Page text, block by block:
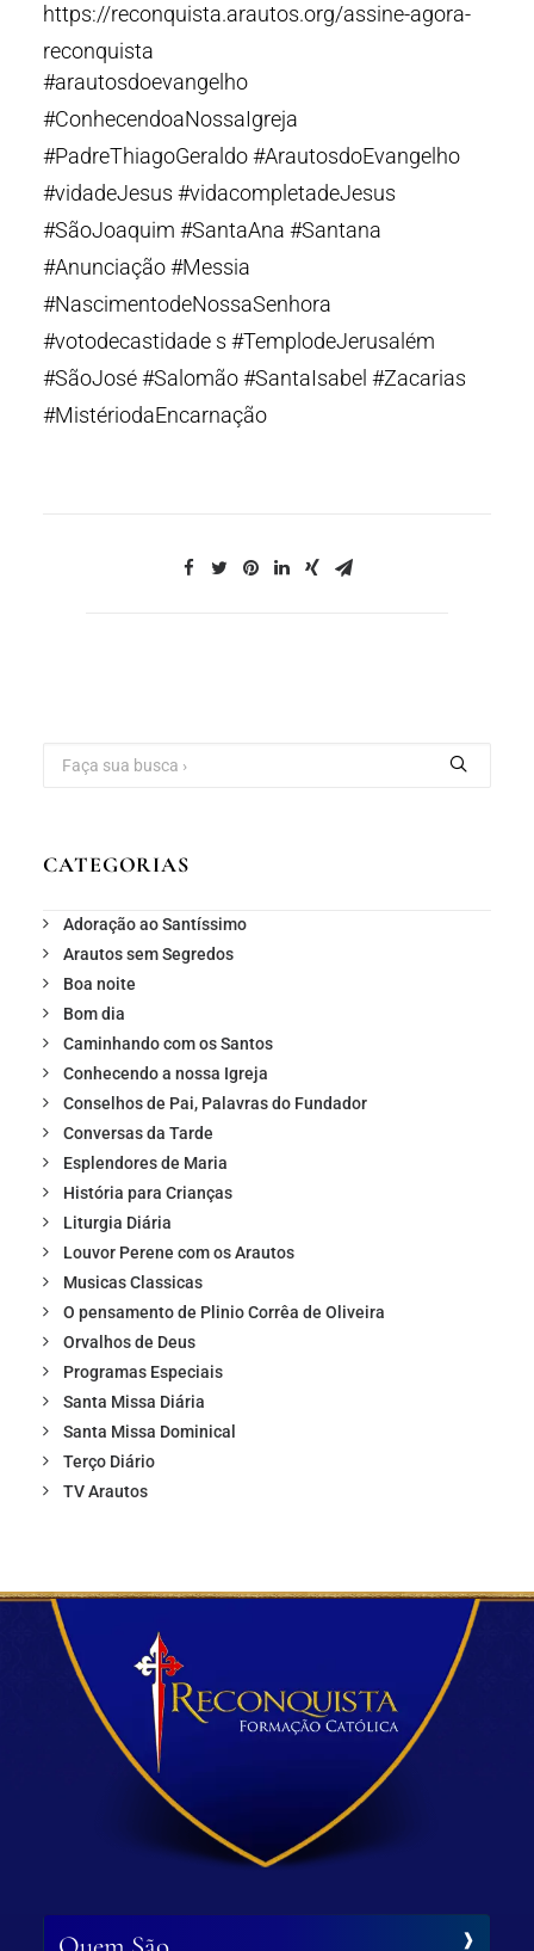
https://reconquista.arautos.org/assine-agora-
reconquista
#arautosdoevangelho
#ConhecendoaNossaIgreja
#PadreThiagoGeraldo #ArautosdoEvangelho
#vidadeJesus #vidacompletadeJesus
#SãoJoaquim #SantaAna #Santana
#Anunciação #Messia
#NascimentodeNossaSenhora
#votodecastidade s #TemplodeJerusalém
#SãoJosé #Salomão #SantaIsabel #Zacarias
#MistériodaEncarnação
CATEGORIAS
Adoração ao Santíssimo
Arautos sem Segredos
Boa noite
Bom dia
Caminhando com os Santos
Conhecendo a nossa Igreja
Conselhos de Pai, Palavras do Fundador
Conversas da Tarde
Esplendores de Maria
História para Crianças
Liturgia Diária
Louvor Perene com os Arautos
Musicas Classicas
O pensamento de Plinio Corrêa de Oliveira
Orvalhos de Deus
Programas Especiais
Santa Missa Diária
Santa Missa Dominical
Terço Diário
TV Arautos